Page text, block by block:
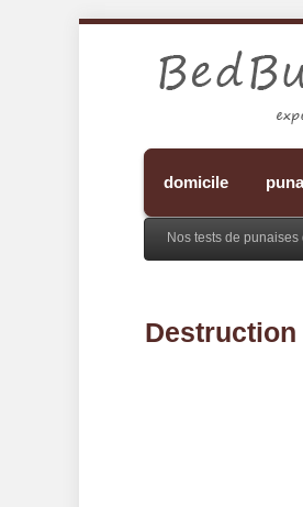
domicile
Nos tests de punaises